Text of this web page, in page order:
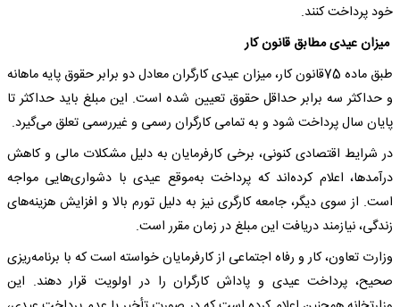
خود پرداخت کنند.
میزان عیدی مطابق قانون کار
طبق ماده 75قانون کار، میزان عیدی کارگران معادل دو برابر حقوق پایه ماهانه
و حداکثر سه برابر حداقل حقوق تعیین شده است. این مبلغ باید حداکثر تا
پایان سال پرداخت شود و به تمامی کارگران رسمی و غیررسمی تعلق می‌گیرد.
در شرایط اقتصادی کنونی، برخی کارفرمایان به دلیل مشکلات مالی و کاهش
درآمدها، اعلام کرده‌اند که پرداخت به‌موقع عیدی با دشواری‌هایی مواجه
است. از سوی دیگر، جامعه کارگری نیز به دلیل تورم بالا و افزایش هزینه‌های
زندگی، نیازمند دریافت این مبلغ در زمان مقرر است.
وزارت تعاون، کار و رفاه اجتماعی از کارفرمایان خواسته است که با برنامه‌ریزی
صحیح، پرداخت عیدی و پاداش کارگران را در اولویت قرار دهند. این